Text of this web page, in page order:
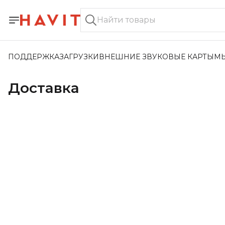
ПОДДЕРЖКАЗАГРУЗКИ ВНЕШНИЕ ЗВУКОВЫЕ КАРТЫ
Доставка